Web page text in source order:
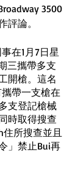
3500
評論。
在1月7日星
三攜帶多支
開槍。這名
帶一支槍在
支登記槍械
時取得搜查
住所搜查並且
」禁止Bui再